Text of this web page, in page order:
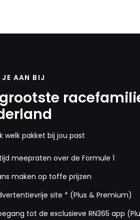
JE AAN BIJ
welk pakket bij jou past
meepraten over de Formule 1
maken op toffe prijzen
site * (Plus & Premium)
tot de exclusieve RN365 app